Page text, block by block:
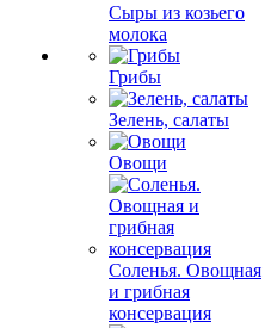
Сыры из козьего
молока
Грибы
Зелень, салаты
Овощи
Соленья. Овощная
и грибная
консервация